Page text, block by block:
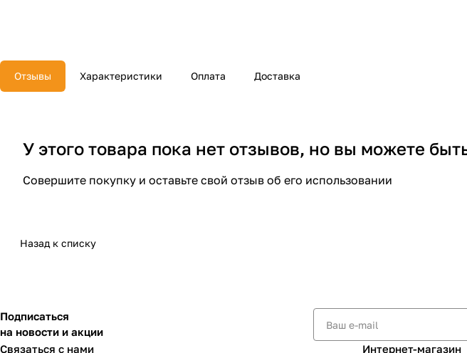
Отзывы Характеристики Оплата Доставка
У этого товара пока нет отзывов, но вы можете
Совершите покупку и оставьте свой отзыв об его использовании
Назад к списку
Подписаться
на новости и акции
Связаться с нами
Интернет-магазин